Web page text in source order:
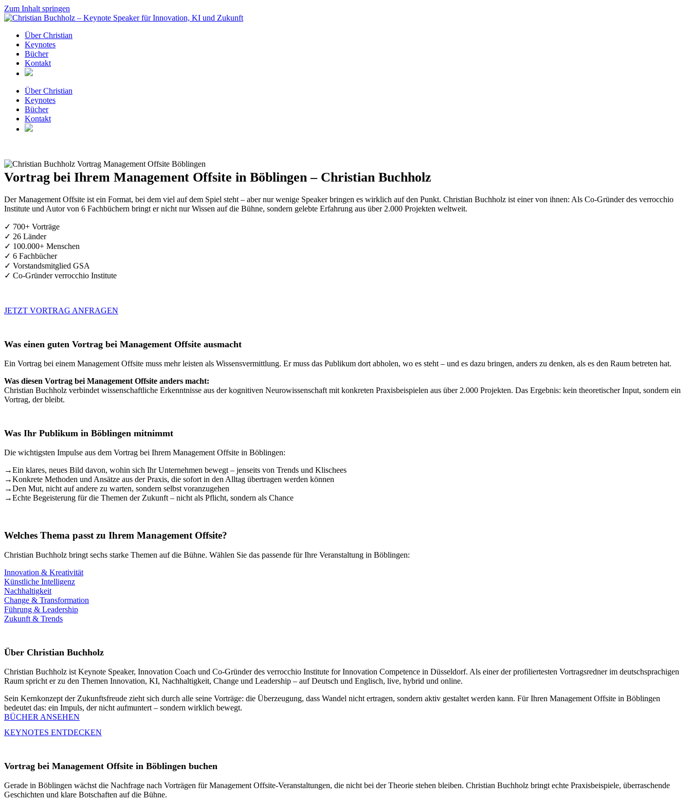
Zum Inhalt springen
Über Christian
Keynotes
Bücher
Kontakt
Über Christian
Keynotes
Bücher
Kontakt
Vortrag bei Ihrem Management Offsite in Böblingen – Christian Buchholz
Der Management Offsite ist ein Format, bei dem viel auf dem Spiel steht – aber nur wenige Speaker bringen es wirklich auf den Punkt. Christian Buchholz ist einer von ihnen: Als Co-Gründer des verrocchio
Institute und Autor von 6 Fachbüchern bringt er nicht nur Wissen auf die Bühne, sondern gelebte Erfahrung aus über 2.000 Projekten weltweit.
✓ 700+ Vorträge
✓ 26 Länder
✓ 100.000+ Menschen
✓ 6 Fachbücher
✓ Vorstandsmitglied GSA
✓ Co-Gründer verrocchio Institute
JETZT VORTRAG ANFRAGEN
Was einen guten Vortrag bei Management Offsite ausmacht
Ein Vortrag bei einem Management Offsite muss mehr leisten als Wissensvermittlung. Er muss das Publikum dort abholen, wo es steht – und es dazu bringen, anders zu denken, als es den Raum betreten hat.
Was diesen Vortrag bei Management Offsite anders macht:
Christian Buchholz verbindet wissenschaftliche Erkenntnisse aus der kognitiven Neurowissenschaft mit konkreten Praxisbeispielen aus über 2.000 Projekten. Das Ergebnis: kein theoretischer Input, sondern ein
Vortrag, der bleibt.
Was Ihr Publikum in Böblingen mitnimmt
Die wichtigsten Impulse aus dem Vortrag bei Ihrem Management Offsite in Böblingen:
→Ein klares, neues Bild davon, wohin sich Ihr Unternehmen bewegt – jenseits von Trends und Klischees
→Konkrete Methoden und Ansätze aus der Praxis, die sofort in den Alltag übertragen werden können
→Den Mut, nicht auf andere zu warten, sondern selbst voranzugehen
→Echte Begeisterung für die Themen der Zukunft – nicht als Pflicht, sondern als Chance
Welches Thema passt zu Ihrem Management Offsite?
Christian Buchholz bringt sechs starke Themen auf die Bühne. Wählen Sie das passende für Ihre Veranstaltung in Böblingen:
Innovation & Kreativität
Künstliche Intelligenz
Nachhaltigkeit
Change & Transformation
Führung & Leadership
Zukunft & Trends
Über Christian Buchholz
Christian Buchholz ist Keynote Speaker, Innovation Coach und Co-Gründer des verrocchio Institute for Innovation Competence in Düsseldorf. Als einer der profiliertesten Vortragsredner im deutschsprachigen
Raum spricht er zu den Themen Innovation, KI, Nachhaltigkeit, Change und Leadership – auf Deutsch und Englisch, live, hybrid und online.
Sein Kernkonzept der Zukunftsfreude zieht sich durch alle seine Vorträge: die Überzeugung, dass Wandel nicht ertragen, sondern aktiv gestaltet werden kann. Für Ihren Management Offsite in Böblingen
bedeutet das: ein Impuls, der nicht aufmuntert – sondern wirklich bewegt.
BÜCHER ANSEHEN
KEYNOTES ENTDECKEN
Vortrag bei Management Offsite in Böblingen buchen
Gerade in Böblingen wächst die Nachfrage nach Vorträgen für Management Offsite-Veranstaltungen, die nicht bei der Theorie stehen bleiben. Christian Buchholz bringt echte Praxisbeispiele, überraschende
Geschichten und klare Botschaften auf die Bühne.